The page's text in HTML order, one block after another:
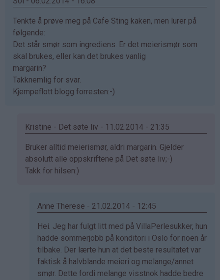
Tenkte å prøve meg på Cafe Sting kaken, men lurer på
følgende:
Det står smør som ingrediens. Er det meierismør som
skal brukes, eller kan det brukes vanlig
margarin?
Takknemlig for svar.
Kjempeflott blogg forresten:-)
Kristine - Det søte liv - 11.02.2014 - 21:35
Som
svar
på
(ikke
Bruker alltid meierismør, aldri margarin. Gjelder
absolutt alle oppskriftene på Det søte liv;-)
Takk for hilsen:)
Anne Therese - 21.02.2014 - 12:45
Som
svar
på
av
Kristine
Hei. Jeg har fulgt litt med på VillaPerlesukker, hun
hadde sommerjobb på konditori i Oslo for noen år
tilbake. Der lærte hun at det beste resultatet var
faktisk å halvblande meieri og melange/annet
smør. Dette fordi melange visstnok hadde bedre